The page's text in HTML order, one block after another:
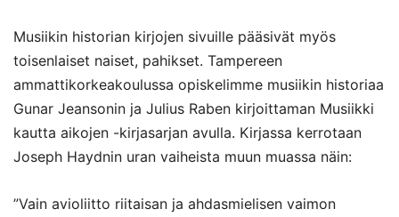
Musiikin historian kirjojen sivuille pääsivät myös
toisenlaiset naiset, pahikset. Tampereen
ammattikorkeakoulussa opiskelimme musiikin historiaa
Gunar Jeansonin ja Julius Raben kirjoittaman Musiikki
kautta aikojen -kirjasarjan avulla. Kirjassa kerrotaan
Joseph Haydnin uran vaiheista muun muassa näin:
”Vain avioliitto riitaisan ja ahdasmielisen vaimon